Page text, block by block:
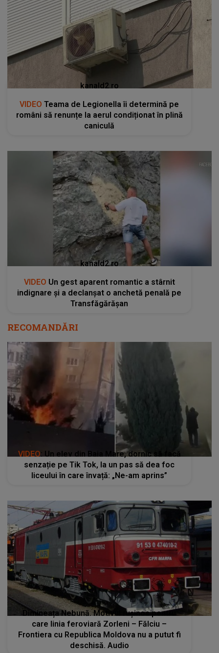
kanald2.ro
VIDEO Teama de Legionella îi determină pe
români să renunțe la aerul condiționat în plină
caniculă
kanald2.ro
VIDEO Un gest aparent romantic a stârnit
indignare și a declanșat o anchetă penală pe
Transfăgărășan
RECOMANDĂRI
VIDEO: Un elev din Baia Mare, dornic să facă
senzație pe Tik Tok, la un pas să dea foc
liceului în care învață: „Ne-am aprins”
Dimineața Nebună. Motivul rușinos pentru
care linia feroviară Zorleni – Fălciu –
Frontiera cu Republica Moldova nu a putut fi
deschisă. Audio